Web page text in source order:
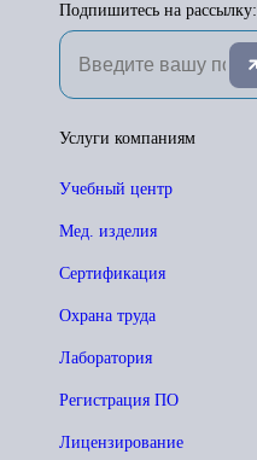
Подпишитесь на рассылку:
Услуги компаниям
Учебный центр
Мед. изделия
Сертификация
Охрана труда
Лаборатория
Регистрация ПО
Лицензирование